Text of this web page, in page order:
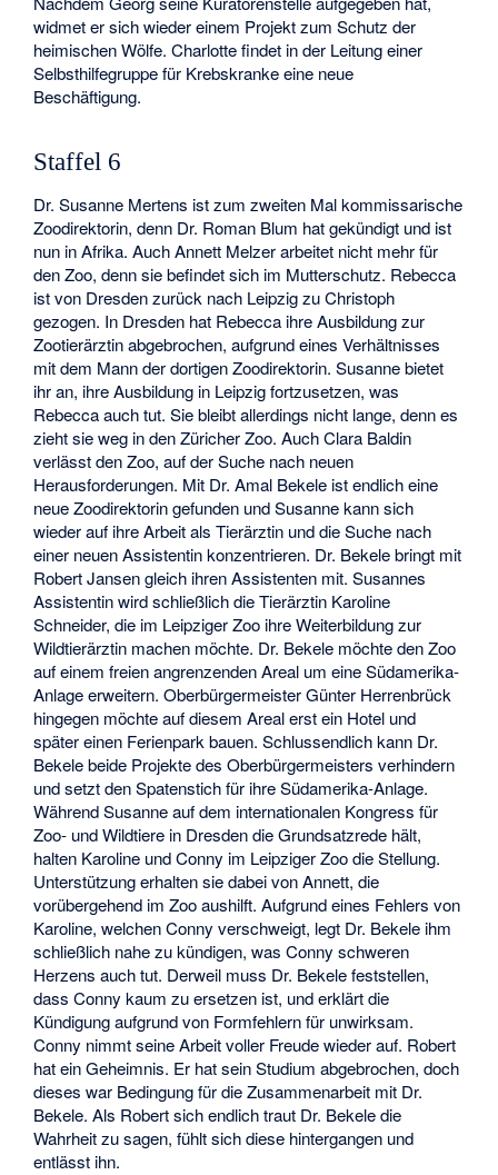
widmet er sich wieder einem Projekt zum Schutz der
heimischen Wölfe. Charlotte findet in der Leitung einer
Selbsthilfegruppe für Krebskranke eine neue
Beschäftigung.
Staffel 6
Dr. Susanne Mertens ist zum zweiten Mal kommissarische
Zoodirektorin, denn Dr. Roman Blum hat gekündigt und ist
nun in Afrika. Auch Annett Melzer arbeitet nicht mehr für
den Zoo, denn sie befindet sich im Mutterschutz. Rebecca
ist von Dresden zurück nach Leipzig zu Christoph
gezogen. In Dresden hat Rebecca ihre Ausbildung zur
Zootierärztin abgebrochen, aufgrund eines Verhältnisses
mit dem Mann der dortigen Zoodirektorin. Susanne bietet
ihr an, ihre Ausbildung in Leipzig fortzusetzen, was
Rebecca auch tut. Sie bleibt allerdings nicht lange, denn es
zieht sie weg in den Züricher Zoo. Auch Clara Baldin
verlässt den Zoo, auf der Suche nach neuen
Herausforderungen. Mit Dr. Amal Bekele ist endlich eine
neue Zoodirektorin gefunden und Susanne kann sich
wieder auf ihre Arbeit als Tierärztin und die Suche nach
einer neuen Assistentin konzentrieren. Dr. Bekele bringt mit
Robert Jansen gleich ihren Assistenten mit. Susannes
Assistentin wird schließlich die Tierärztin Karoline
Schneider, die im Leipziger Zoo ihre Weiterbildung zur
Wildtierärztin machen möchte. Dr. Bekele möchte den Zoo
auf einem freien angrenzenden Areal um eine Südamerika-
Anlage erweitern. Oberbürgermeister Günter Herrenbrück
hingegen möchte auf diesem Areal erst ein Hotel und
später einen Ferienpark bauen. Schlussendlich kann Dr.
Bekele beide Projekte des Oberbürgermeisters verhindern
und setzt den Spatenstich für ihre Südamerika-Anlage.
Während Susanne auf dem internationalen Kongress für
Zoo- und Wildtiere in Dresden die Grundsatzrede hält,
halten Karoline und Conny im Leipziger Zoo die Stellung.
Unterstützung erhalten sie dabei von Annett, die
vorübergehend im Zoo aushilft. Aufgrund eines Fehlers von
Karoline, welchen Conny verschweigt, legt Dr. Bekele ihm
schließlich nahe zu kündigen, was Conny schweren
Herzens auch tut. Derweil muss Dr. Bekele feststellen,
dass Conny kaum zu ersetzen ist, und erklärt die
Kündigung aufgrund von Formfehlern für unwirksam.
Conny nimmt seine Arbeit voller Freude wieder auf. Robert
hat ein Geheimnis. Er hat sein Studium abgebrochen, doch
dieses war Bedingung für die Zusammenarbeit mit Dr.
Bekele. Als Robert sich endlich traut Dr. Bekele die
Wahrheit zu sagen, fühlt sich diese hintergangen und
entlässt ihn.